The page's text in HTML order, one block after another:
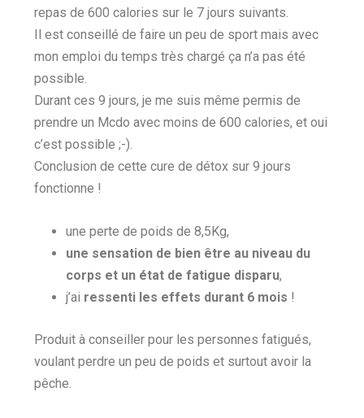
repas de 600 calories sur le 7 jours suivants.
Il est conseillé de faire un peu de sport mais avec
mon emploi du temps très chargé ça n’a pas été
possible.
Durant ces 9 jours, je me suis même permis de
prendre un Mcdo avec moins de 600 calories, et oui
c’est possible ;-).
Conclusion de cette cure de détox sur 9 jours
fonctionne !
une perte de poids de 8,5Kg,
une sensation de bien être au niveau du
corps et un état de fatigue disparu,
j’ai ressenti les effets durant 6 mois !
Produit à conseiller pour les personnes fatigués,
voulant perdre un peu de poids et surtout avoir la
pêche.